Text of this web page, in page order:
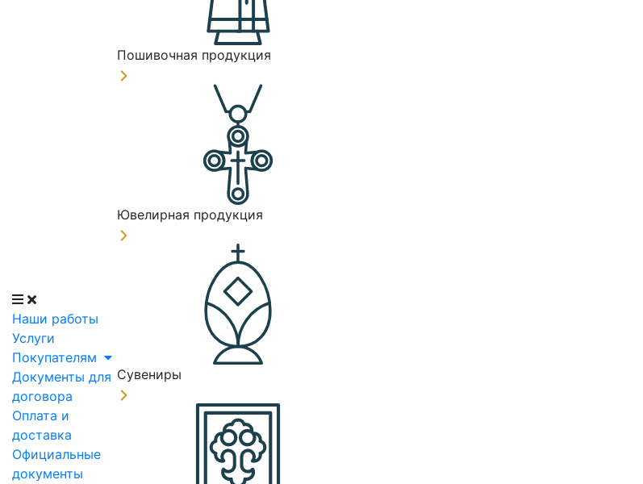
Наши работы
Услуги
Покупателям
Документы для
договора
Оплата и
доставка
Официальные
документы
Пошивочная продукция
Ювелирная продукция
Сувениры